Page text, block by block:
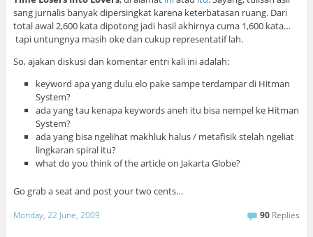
sang jurnalis banyak dipersingkat karena keterbatasan ruang. Dari
total awal 2,600 kata dipotong jadi hasil akhirnya cuma 1,600 kata…
tapi untungnya masih oke dan cukup representatif lah.
So, ajakan diskusi dan komentar entri kali ini adalah:
keyword apa yang dulu elo pake sampe terdampar di Hitman
System?
ada yang tau kenapa keywords aneh itu bisa nempel ke Hitman
System?
ada yang bisa ngelihat makhluk halus / metafisik stelah ngeliat
lingkaran spiral itu?
what do you think of the article on Jakarta Globe?
Go grab a seat and post your two cents…
Monday, 22 June, 2009 90 Replies